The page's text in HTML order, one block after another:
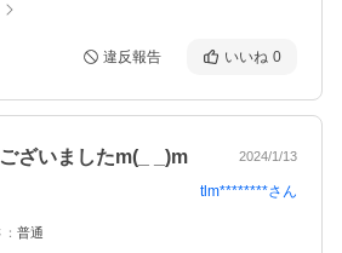
違反報告 いいね 0
ざいましたm(_ _)m 2024/1/13
tlm********さん
： 普通